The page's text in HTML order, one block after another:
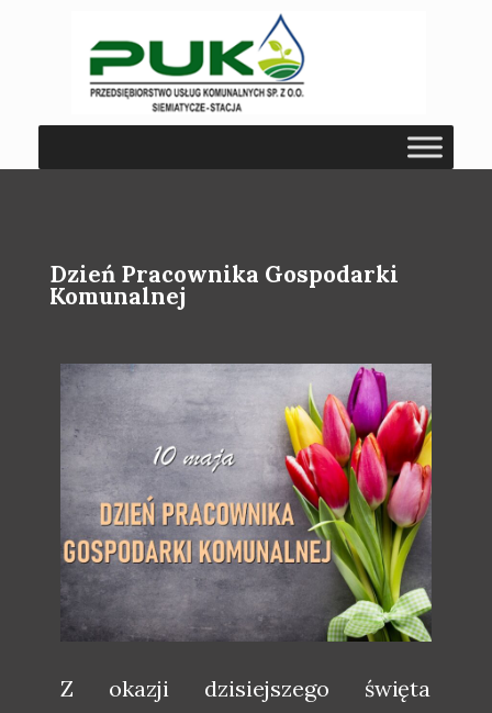
Dzień Pracownika Gospodarki
Komunalnej
Z okazji dzisiejszego święta